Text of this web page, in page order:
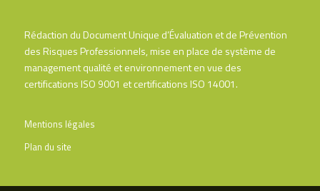
Rédaction du Document Unique d’Évaluation et de Prévention
des Risques Professionnels, mise en place de système de
management qualité et environnement en vue des
certifications ISO 9001 et certifications ISO 14001.
Mentions légales
Plan du site